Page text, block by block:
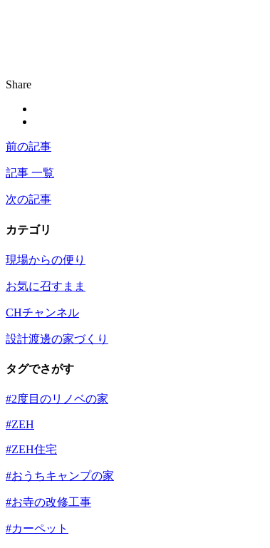
Share
前の記事
記事 一覧
次の記事
カテゴリ
現場からの便り
お気に召すまま
CHチャンネル
設計渡邊の家づくり
タグでさがす
#2度目のリノベの家
#ZEH
#ZEH住宅
#おうちキャンプの家
#お寺の改修工事
#カーペット